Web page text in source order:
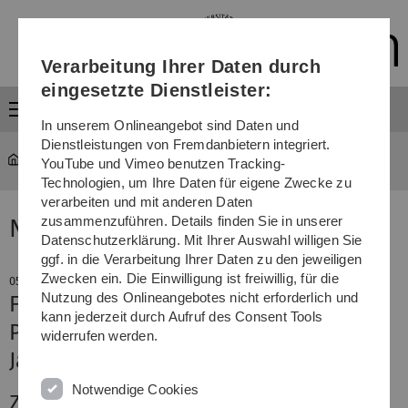
Direkt
Direkt
Direkt
(Sprache,
Drucken,
Media)
Direkt
Direkt
News
05. März 2021
Film ab für den Dies academicus
Preisverleihungen und
Jahresrückblick auf dem Bildschirm
Verarbeitung Ihrer Daten durch
eingesetzte Dienstleister:
In unserem Onlineangebot sind Daten und
Dienstleistungen von Fremdanbietern integriert.
YouTube und Vimeo benutzen Tracking-
Technologien, um Ihre Daten für eigene Zwecke zu
verarbeiten und mit anderen Daten
zusammenzuführen. Details finden Sie in unserer
Datenschutzerklärung. Mit Ihrer Auswahl willigen Sie
ggf. in die Verarbeitung Ihrer Daten zu den jeweiligen
Zwecken ein. Die Einwilligung ist freiwillig, für die
Nutzung des Onlineangebotes nicht erforderlich und
kann jederzeit durch Aufruf des Consent Tools
widerrufen werden.
Notwendige Cookies